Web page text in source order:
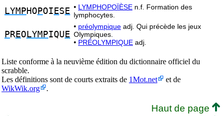
LYMP HO POI ES E • LYMPHOPOÏÈSE n.f. Formation des
lymphocytes.
P REO LYMPIQU E
• préolympique adj. Qui précède les jeux
Olympiques.
• PRÉOLYMPIQUE adj.
Liste conforme à la neuvième édition du dictionnaire officiel du
scrabble.
Les définitions sont de courts extraits de 1Mot.net
et de
WikWik.org
.
Haut de page